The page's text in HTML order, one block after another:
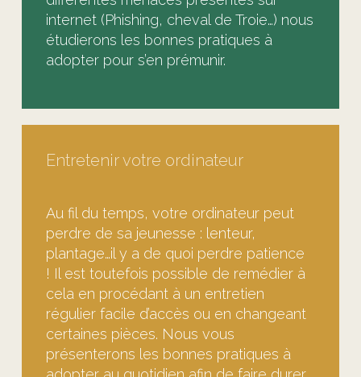
internet (Phishing, cheval de Troie…) nous
étudierons les bonnes pratiques à
adopter pour s’en prémunir.
Entretenir votre ordinateur
Au fil du temps, votre ordinateur peut
perdre de sa jeunesse : lenteur,
plantage…il y a de quoi perdre patience
! Il est toutefois possible de remédier à
cela en procédant à un entretien
régulier facile d’accès ou en changeant
certaines pièces. Nous vous
présenterons les bonnes pratiques à